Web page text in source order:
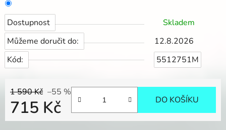
Dostupnost
Skladem
Můžeme doručit do:
12.8.2026
Kód:
5512751M
1 590 Kč –55 %
715 Kč
Měrná cena:
DO KOŠÍKU